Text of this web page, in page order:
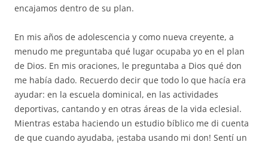
encajamos dentro de su plan.
En mis años de adolescencia y como nueva creyente, a
menudo me preguntaba qué lugar ocupaba yo en el plan
de Dios. En mis oraciones, le preguntaba a Dios qué don
me había dado. Recuerdo decir que todo lo que hacía era
ayudar: en la escuela dominical, en las actividades
deportivas, cantando y en otras áreas de la vida eclesial.
Mientras estaba haciendo un estudio bíblico me di cuenta
de que cuando ayudaba, ¡estaba usando mi don! Sentí un